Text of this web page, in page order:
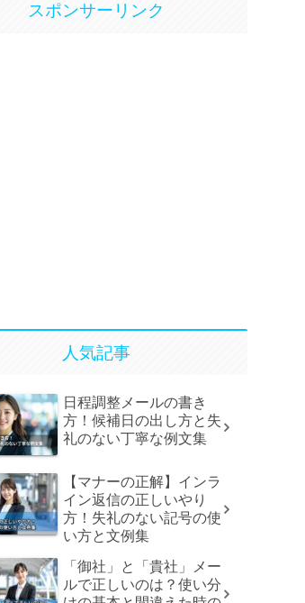
スポンサーリンク
人気記事
日程調整メールの書き
方！候補日の出し方と失
礼のない丁寧な例文集
【マナーの正解】インラ
イン返信の正しいやり
方！失礼のない記号の使
い方と文例集
「御社」と「貴社」メー
ルで正しいのは？使い分